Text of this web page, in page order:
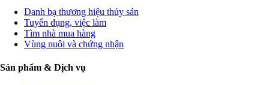
Danh bạ thương hiệu thủy sản
Tuyển dụng, việc làm
Tìm nhà mua hàng
Vùng nuôi và chứng nhận
Sản phẩm & Dịch vụ